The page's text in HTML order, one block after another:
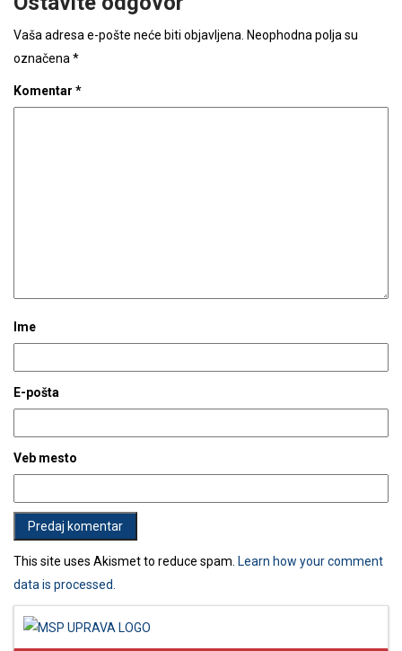
Vaša adresa e-pošte neće biti objavljena. Neophodna polja su
označena *
Komentar *
Ime
E-pošta
Veb mesto
This site uses Akismet to reduce spam. Learn how your comment
data is processed.